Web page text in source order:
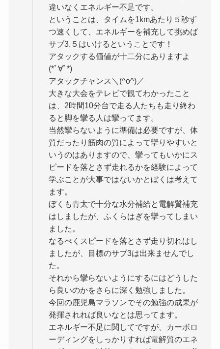
違いなくエネルギー不足です。
ということは、タイムを1kmあたり５秒ず
つ速くして、エネルギーを補充して挑めば
サブ3.５はいけるということです！
アタックする価値が十二分にありますよ
(*ﾟ∀ﾟ*)
アタックチャンス＼(^o^)／
大きな大会をテレビで観てわかったこと
は、2時間10分台で走る人たちも走り終わ
ると脚を攣る人は攣ってます。
当然攣らないように準備は必要ですが、体
質だったり筋肉の質によって攣りやすいと
いうのはありますので、攣ってもいかにス
ピードを落とさず走れるかを経験によって
学ぶことが大事ではないかとぼくは考えて
ます。
ぼくも青太で十分な水分補給と電解質補充
はしましたが、ふくらはぎを攣ってしまい
ました。
なるべくスピードを落とさず走り切れはし
ましたが、目標のサブ3は出来ませんでし
た。
それから攣らないようにするにはどうした
ら良いのかをさらに深く勉強しました。
今回の鹿児島マラソンでその勉強の成果が
発揮されれば良いなとは思ってます。
エネルギー不足に関してですが、カーボロ
ーディングをしっかりすれば電解質のエネ